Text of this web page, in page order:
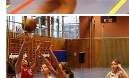
BEAT-THE-PRO
CUPRESULTAT